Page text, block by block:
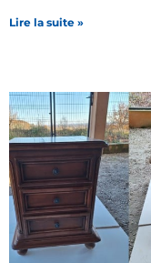
Lire la suite »